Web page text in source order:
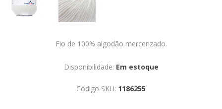
Fio de 100% algodão mercerizado.
Disponibilidade: Em estoque
Código SKU: 1186255